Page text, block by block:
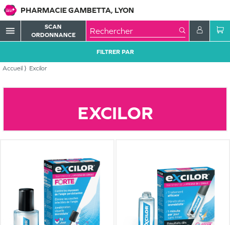
PHARMACIE GAMBETTA, LYON
menu
SCAN
ORDONNANCE
Accueil Excilor
FILTRER PAR
EXCILOR